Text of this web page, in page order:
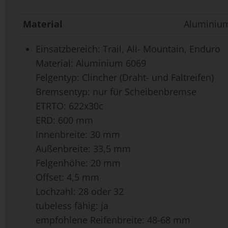
Material
Einsatzbereich: Trail, All- Mountain, Enduro
Material: Aluminium 6069
Felgentyp: Clincher (Draht- und Faltreifen)
Bremsentyp: nur für Scheibenbremse
ETRTO: 622x30c
ERD: 600 mm
Innenbreite: 30 mm
Außenbreite: 33,5 mm
Felgenhöhe: 20 mm
Offset: 4,5 mm
Lochzahl: 28 oder 32
tubeless fähig: ja
empfohlene Reifenbreite: 48-68 mm